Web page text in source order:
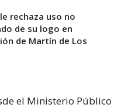
rechaza uso no
de su logo en
de Martín de Los
el Ministerio Público